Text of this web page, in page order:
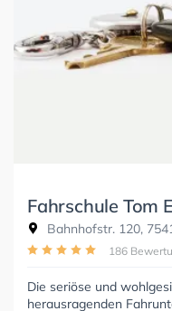
Fahrschule Tom
Bahnhofstr. 120,
186
Die seriöse und
herausragenden